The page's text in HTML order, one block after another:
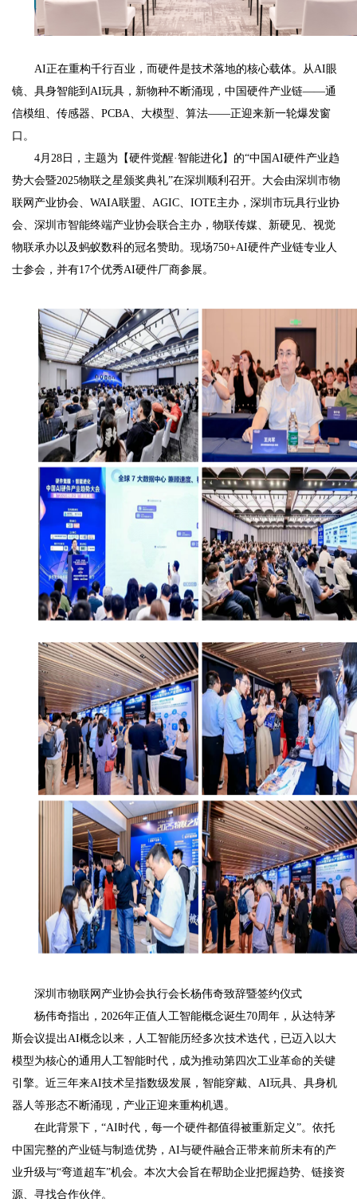
AI正在重构千行百业，而硬件是技术落地的核心载体。从AI眼
镜、具身智能到AI玩具，新物种不断涌现，中国硬件产业链——通
信模组、传感器、PCBA、大模型、算法——正迎来新一轮爆发窗
口。
4月28日，主题为【硬件觉醒·智能进化】的“中国AI硬件产业趋
势大会暨2025物联之星颁奖典礼”在深圳顺利召开。大会由深圳市物
联网产业协会、WAIA联盟、AGIC、IOTE主办，深圳市玩具行业协
会、深圳市智能终端产业协会联合主办，物联传媒、新硬见、视觉
物联承办以及蚂蚁数科的冠名赞助。现场750+AI硬件产业链专业人
士参会，并有17个优秀AI硬件厂商参展。
深圳市物联网产业协会执行会长杨伟奇致辞暨签约仪式
杨伟奇指出，2026年正值人工智能概念诞生70周年，从达特茅
斯会议提出AI概念以来，人工智能历经多次技术迭代，已迈入以大
模型为核心的通用人工智能时代，成为推动第四次工业革命的关键
引擎。近三年来AI技术呈指数级发展，智能穿戴、AI玩具、具身机
器人等形态不断涌现，产业正迎来重构机遇。
在此背景下，“AI时代，每一个硬件都值得被重新定义”。依托
中国完整的产业链与制造优势，AI与硬件融合正带来前所未有的产
业升级与“弯道超车”机会。本次大会旨在帮助企业把握趋势、链接资
源、寻找合作伙伴。